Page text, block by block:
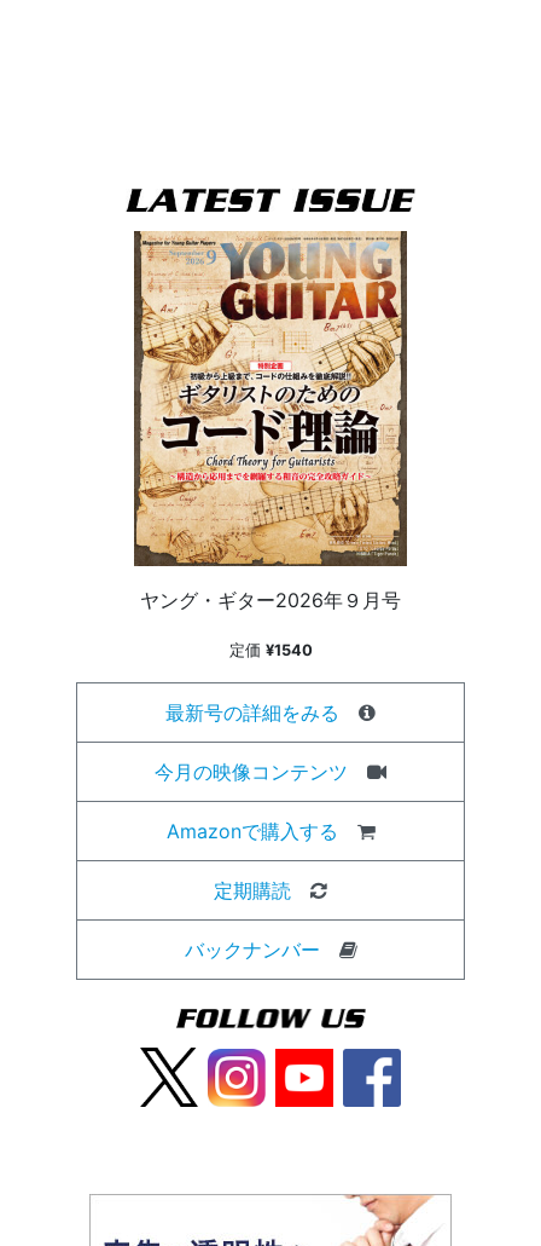
ヤング・ギター2026年９月号
定価 ¥1540
最新号の詳細をみる
今月の映像コンテンツ
Amazonで購入する
定期購読
バックナンバー